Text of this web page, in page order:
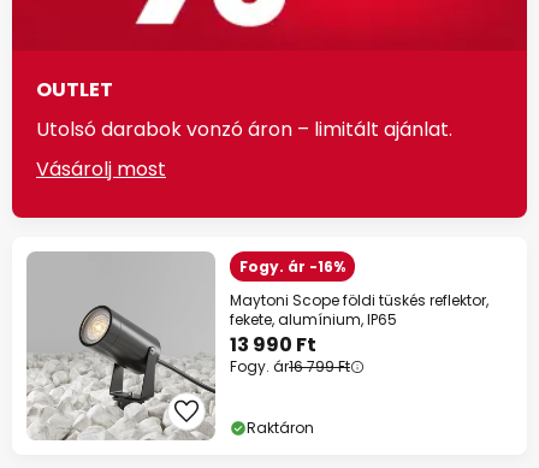
OUTLET
Utolsó darabok vonzó áron – limitált ajánlat.
Vásárolj most
Fogy. ár -16%
Maytoni Scope földi tüskés reflektor,
fekete, alumínium, IP65
13 990 Ft
Fogy. ár16 799 Ft
Raktáron